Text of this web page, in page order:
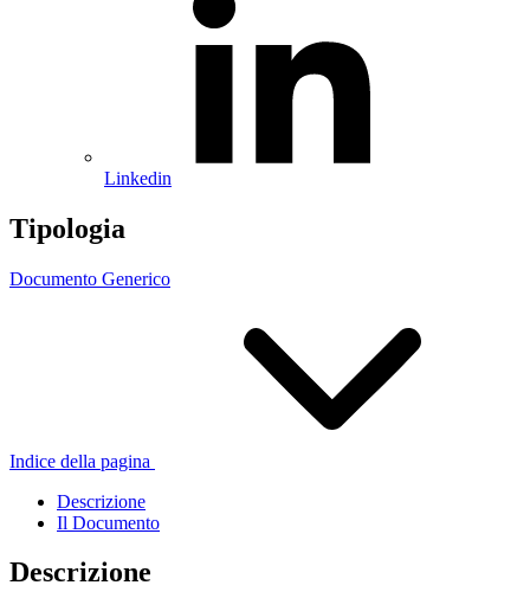
Linkedin
Tipologia
Documento Generico
Indice della pagina
Descrizione
Il Documento
Descrizione